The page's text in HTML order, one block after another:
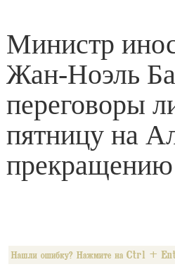
Министр
Жан-Ноэль
переговоры
пятницу на
прекращению